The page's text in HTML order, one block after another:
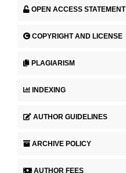
OPEN ACCESS STATEMENT
COPYRIGHT AND LICENSE
PLAGIARISM
INDEXING
AUTHOR GUIDELINES
ARCHIVE POLICY
AUTHOR FEES